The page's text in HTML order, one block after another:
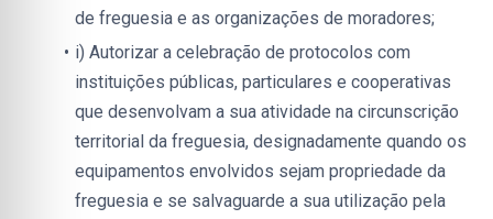
de freguesia e as organizações de moradores;
i) Autorizar a celebração de protocolos com
instituições públicas, particulares e cooperativas
que desenvolvam a sua atividade na circunscrição
territorial da freguesia, designadamente quando os
equipamentos envolvidos sejam propriedade da
freguesia e se salvaguarde a sua utilização pela